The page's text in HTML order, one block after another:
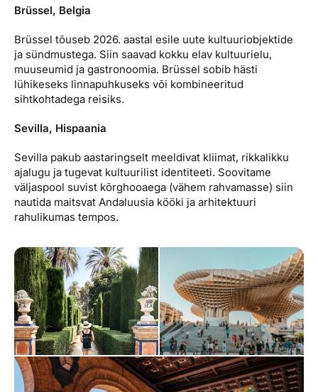
Brüssel, Belgia
Brüssel tõuseb 2026. aastal esile uute kultuuriobjektide
ja sündmustega. Siin saavad kokku elav kultuurielu,
muuseumid ja gastronoomia. Brüssel sobib hästi
lühikeseks linnapuhkuseks või kombineeritud
sihtkohtadega reisiks.
Sevilla, Hispaania
Sevilla pakub aastaringselt meeldivat kliimat, rikkalikku
ajalugu ja tugevat kultuurilist identiteeti. Soovitame
väljaspool suvist kõrghooaega (vähem rahvamasse) siin
nautida maitsvat Andaluusia kööki ja arhitektuuri
rahulikumas tempos.